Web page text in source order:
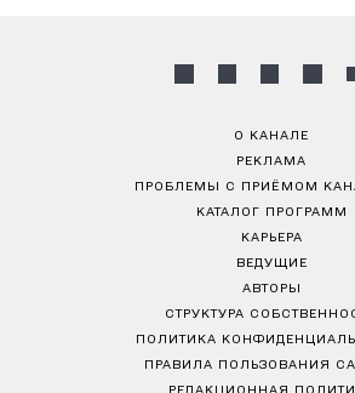
О КАНАЛЕ
РЕКЛАМА
ПРОБЛЕМЫ С ПРИЁМОМ
КАТАЛОГ ПРОГРАММ
КАРЬЕРА
ВЕДУЩИЕ
АВТОРЫ
СТРУКТУРА
ПОЛИТИКА
ПРАВИЛА ПОЛЬЗОВАНИЯ
РЕДАКЦИОННАЯ